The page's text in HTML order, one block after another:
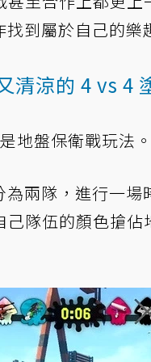
到屬於自己的樂
清涼的 4 vs 4
地盤保衛戰玩法。
兩隊，進行一
隊伍的顏色搶